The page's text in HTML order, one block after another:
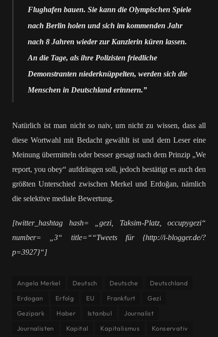
Flughafen bauen. Sie kann die Olympischen Spiele
nach Berlin holen und sich im kommenden Jahr
nach 8 Jahren wieder zur Kanzlerin küren lassen.
An die Tage, als ihre Polizisten friedliche
Demonstranten niederknüppelten, werden sich die
Menschen in Deutschland erinnern.”
Natürlich ist man nicht so naiv, um nicht zu wissen, dass all
diese Wortwahl mit Bedacht gewählt ist und dem Leser eine
Meinung übermitteln oder besser gesagt nach dem Prinzip „We
report, you obey“ aufdrängen soll, jedoch bestätigt es auch den
größten Unterschied zwischen Merkel und Erdoğan, nämlich
die selektive mediale Bewertung.
[twitter_hashtag hash= „gezi, Taksim-Platz, occupygezi“
number= „3“ title=““Tweets für {http://i-blogger.de/?
p=3927}“]
Angela Merkel Deutsch Deutsche
Deutschland
Erdogan
Erfolg EU Frankfurt
Gezi
Gezipark
Haber Istanbul
Journalist
Journalisten
Kapital Kapitalismus
Konservativ